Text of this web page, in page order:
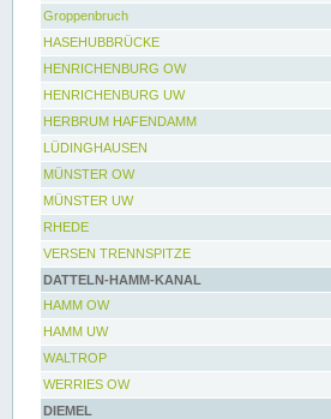
Groppenbruch
HASEHUBBRÜCKE
HENRICHENBURG OW
HENRICHENBURG UW
HERBRUM HAFENDAMM
LÜDINGHAUSEN
MÜNSTER OW
MÜNSTER UW
RHEDE
VERSEN TRENNSPITZE
DATTELN-HAMM-KANAL
HAMM OW
HAMM UW
WALTROP
WERRIES OW
DIEMEL